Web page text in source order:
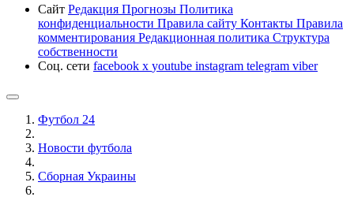
Сайт Редакция Прогнозы Политика
конфиденциальности Правила сайту Контакты Правила
комментирования Редакционная политика Структура
собственности
Соц. сети facebook x youtube instagram telegram viber
Футбол 24
Новости футбола
Сборная Украины